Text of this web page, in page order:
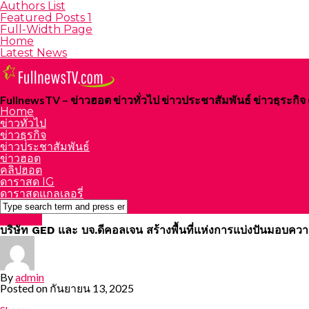
Authors List
Featured Posts 1
Full-Width Page
Home
Latest News
FullnewsTV – ข่าวฮอต ข่าวทั่วไป ข่าวประชาสัมพันธ์ ข่าวธุระกิ
Home
ข่าวทั่วไป
ข่าวธุรกิจ
ข่าวประชาสัมพันธ์
ข่าวฮอต
คลิปฮอต
ดาราสด IG
ดาราสดแกลเลอรี่
บริษัท GED และ บจ.ดีคอลเจน สร้างพื้นที่แห่งการแบ่งปันมอบ
Byadmin
Posted on กันยายน 13, 2025